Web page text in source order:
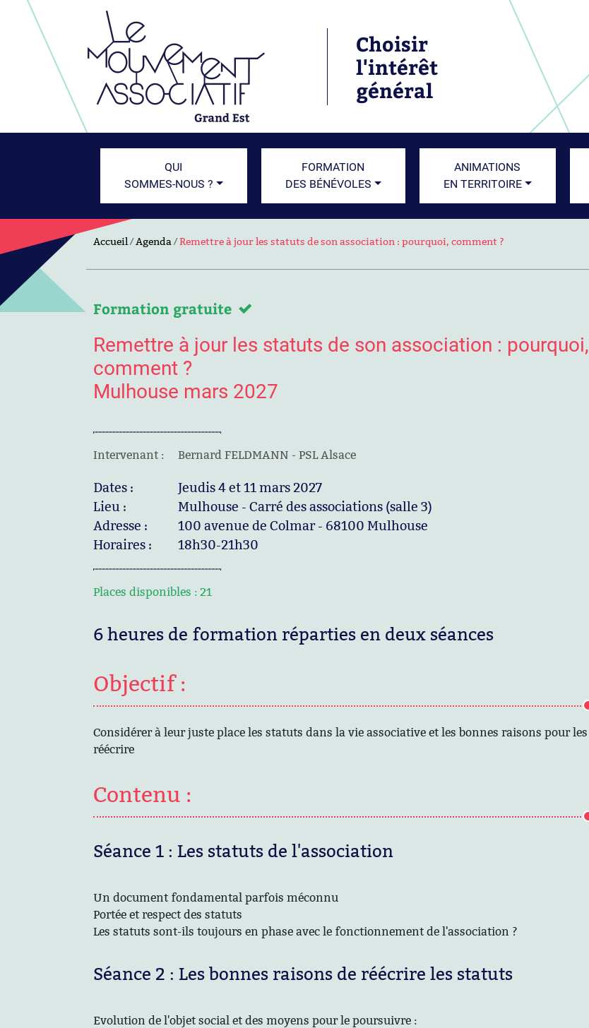
Choisir
l'intérêt
général
QUI
SOMMES-NOUS ?
FORMATION
DES BÉNÉVOLES
ANIMATIONS
EN TERRITOIRE
Accueil Agenda Remettre à jour les statuts de son association : pourquoi, comment ?
Formation gratuite
Remettre à jour les statuts de son association : pourquoi,
comment ?
Mulhouse mars 2027
Intervenant : Bernard FELDMANN - PSL Alsace
Dates :
Jeudis 4 et 11 mars 2027
Lieu :
Mulhouse - Carré des associations (salle 3)
Adresse :
100 avenue de Colmar - 68100 Mulhouse
Horaires :
18h30-21h30
Places disponibles : 21
6 heures de formation réparties en deux séances
Objectif :
Considérer à leur juste place les statuts dans la vie associative et les bonnes raisons pour les
réécrire
Contenu :
Séance 1 : Les statuts de l'association
Un document fondamental parfois méconnu
Portée et respect des statuts
Les statuts sont-ils toujours en phase avec le fonctionnement de l'association ?
Séance 2 : Les bonnes raisons de réécrire les statuts
Evolution de l'objet social et des moyens pour le poursuivre :